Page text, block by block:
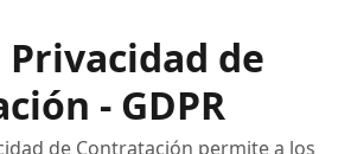
de
- GDPR
de Contratación permite a los